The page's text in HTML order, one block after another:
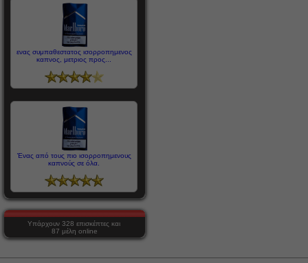
ενας συμπαθεστατος ισορροπημενος
καπνος, μετριος προς...
Ένας από τους πιο ισορροπημενους
καπνούς σε όλα.
Υπάρχουν 328 επισκέπτες και
87 μέλη online